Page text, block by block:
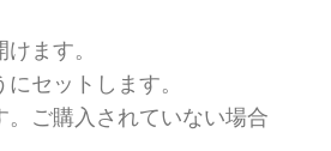
ます。
セットします。
。ご購入されていない場合